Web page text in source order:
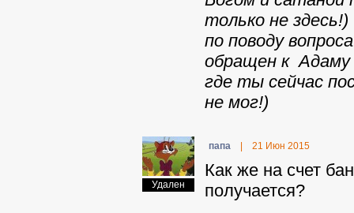
только не здесь!)
по поводу
обращен к Адаму
где ты сейчас
не мог!)
Удален
папа 21 Июн 2015
Как же на счет
получается?